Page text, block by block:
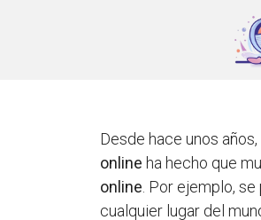
Desde hace unos
online ha hecho que
online . Por ejemplo,
cualquier lugar del